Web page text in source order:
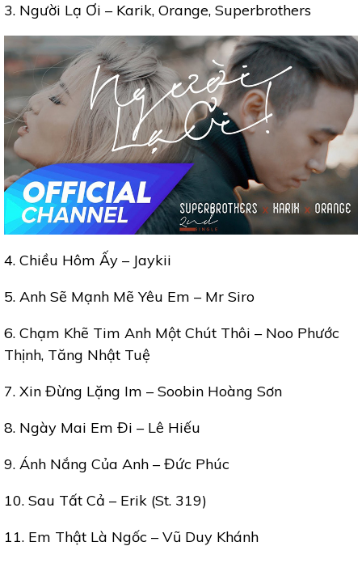
3. Người Lạ Ơi – Karik, Orange, Superbrothers
4. Chiều Hôm Ấy – Jaykii
5. Anh Sẽ Mạnh Mẽ Yêu Em – Mr Siro
6. Chạm Khẽ Tim Anh Một Chút Thôi – Noo Phước
Thịnh, Tăng Nhật Tuệ
7. Xin Đừng Lặng Im – Soobin Hoàng Sơn
8. Ngày Mai Em Đi – Lê Hiếu
9. Ánh Nắng Của Anh – Đức Phúc
10. Sau Tất Cả – Erik (St. 319)
11. Em Thật Là Ngốc – Vũ Duy Khánh